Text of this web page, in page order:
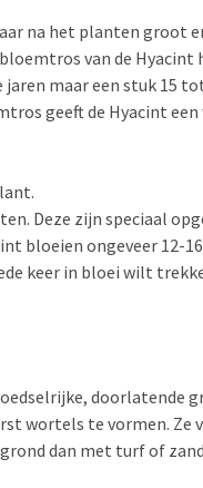
na het planten groot
van de
maar een stuk 15
geeft de Hyacint
Deze zijn speciaal
bloeien ongeveer 12-
keer in bloei wilt
doorlatende
wortels te vormen. Ze
dan met turf of